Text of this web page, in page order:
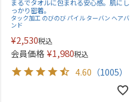
まるでタオルに包まれる安心感。肌にし
っかり密着。
タック加工 のびのび パイル ターバン ヘアバ
ンド
¥2,530税込
会員価格 ¥1,980税込
4.60 （1005）